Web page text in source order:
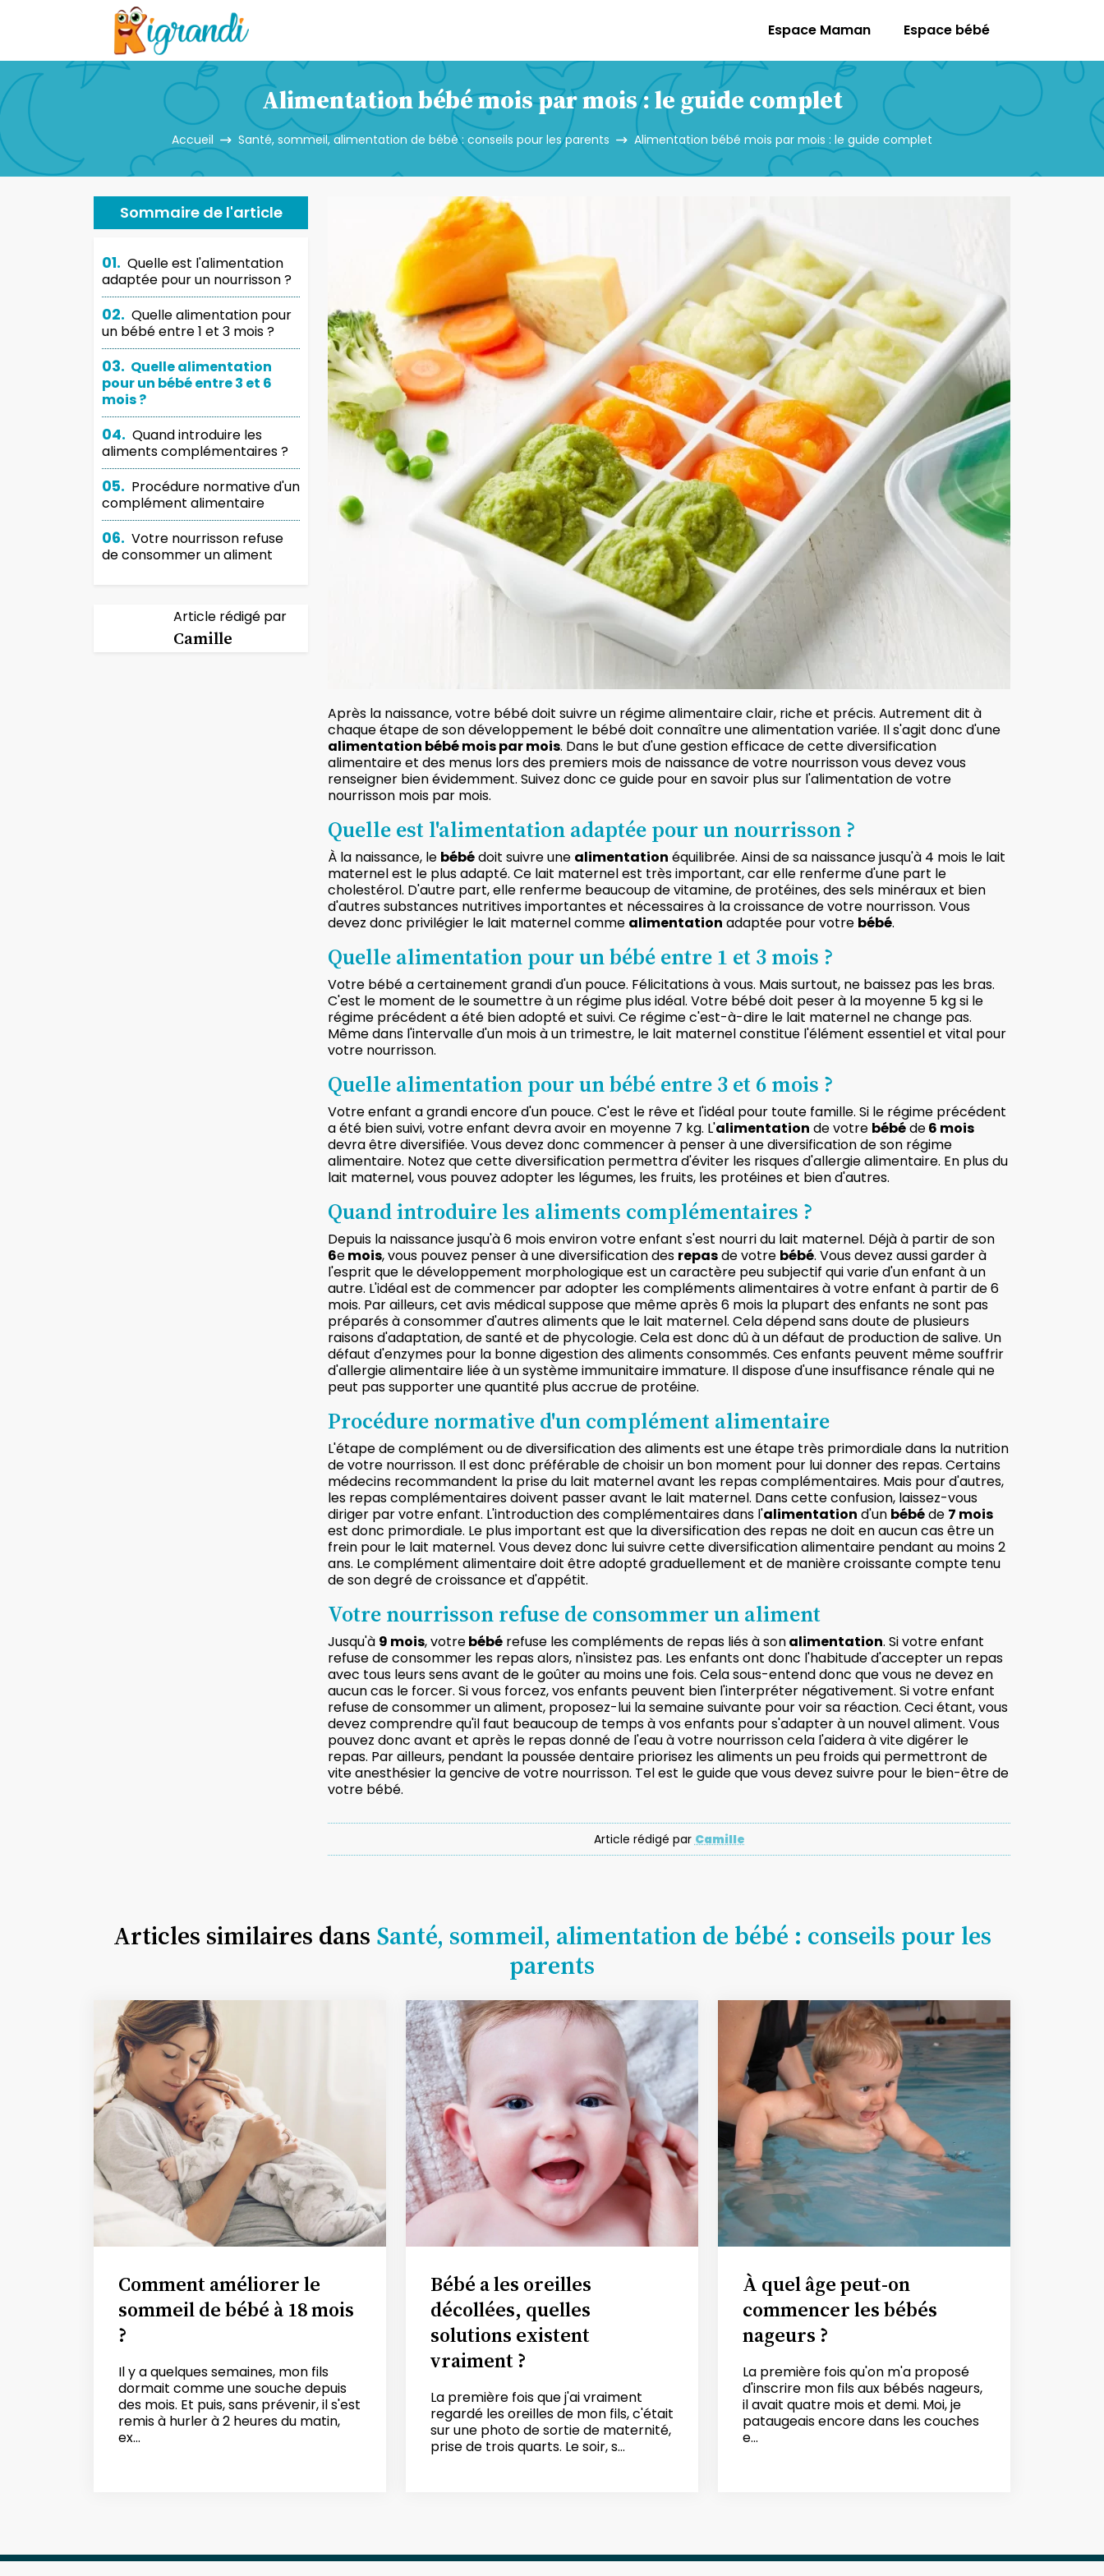
Espace Maman Espace bébé
Alimentation bébé mois par mois : le guide complet
Accueil Santé, sommeil, alimentation de bébé : conseils pour les parents Alimentation bébé mois par mois : le guide complet
Après la naissance, votre bébé doit suivre un régime alimentaire clair, riche et précis. Autrement dit à
chaque étape de son développement le bébé doit connaître une alimentation variée. Il s'agit donc d'une
alimentation bébé mois par mois. Dans le but d'une gestion efficace de cette diversification
alimentaire et des menus lors des premiers mois de naissance de votre nourrisson vous devez vous
renseigner bien évidemment. Suivez donc ce guide pour en savoir plus sur l'alimentation de votre
nourrisson mois par mois.
Quelle est l'alimentation adaptée pour un nourrisson ?
À la naissance, le bébédoit suivre une alimentation équilibrée. Ainsi de sa naissance jusqu'à 4 mois le lait
maternel est le plus adapté. Ce lait maternel est très important, car elle renferme d'une part le
cholestérol. D'autre part, elle renferme beaucoup de vitamine, de protéines, des sels minéraux et bien
d'autres substances nutritives importantes et nécessaires à la croissance de votre nourrisson. Vous
devez donc privilégier le lait maternel comme alimentation adaptée pour votre bébé.
Quelle alimentation pour un bébé entre 1 et 3 mois ?
Votre bébé a certainement grandi d'un pouce. Félicitations à vous. Mais surtout, ne baissez pas les bras.
C'est le moment de le soumettre à un régime plus idéal. Votre bébé doit peser à la moyenne 5 kg si le
régime précédent a été bien adopté et suivi. Ce régime c'est-à-dire le lait maternel ne change pas.
Même dans l'intervalle d'un mois à un trimestre, le lait maternel constitue l'élément essentiel et vital pour
votre nourrisson.
Quelle alimentation pour un bébé entre 3 et 6 mois ?
Votre enfant a grandi encore d'un pouce. C'est le rêve et l'idéal pour toute famille. Si le régime précédent
a été bien suivi, votre enfant devra avoir en moyenne 7 kg. L'alimentation de votre bébéde6 mois
devra être diversifiée. Vous devez donc commencer à penser à une diversification de son régime
alimentaire. Notez que cette diversification permettra d'éviter les risques d'allergie alimentaire. En plus du
lait maternel, vous pouvez adopter les légumes, les fruits, les protéines et bien d'autres.
Quand introduire les aliments complémentaires ?
Depuis la naissance jusqu'à 6 mois environ votre enfant s'est nourri du lait maternel. Déjà à partir de son
6emois, vous pouvez penser à une diversification des repasde votre bébé. Vous devez aussi garder à
l'esprit que le développement morphologique est un caractère peu subjectif qui varie d'un enfant à un
autre. L'idéal est de commencer par adopter les compléments alimentaires à votre enfant à partir de 6
mois. Par ailleurs, cet avis médical suppose que même après 6 mois la plupart des enfants ne sont pas
préparés à consommer d'autres aliments que le lait maternel. Cela dépend sans doute de plusieurs
raisons d'adaptation, de santé et de phycologie. Cela est donc dû à un défaut de production de salive. Un
défaut d'enzymes pour la bonne digestion des aliments consommés. Ces enfants peuvent même souffrir
d'allergie alimentaire liée à un système immunitaire immature. Il dispose d'une insuffisance rénale qui ne
peut pas supporter une quantité plus accrue de protéine.
Procédure normative d'un complément alimentaire
L'étape de complément ou de diversification des aliments est une étape très primordiale dans la nutrition
de votre nourrisson. Il est donc préférable de choisir un bon moment pour lui donner des repas. Certains
médecins recommandent la prise du lait maternel avant les repas complémentaires. Mais pour d'autres,
les repas complémentaires doivent passer avant le lait maternel. Dans cette confusion, laissez-vous
diriger par votre enfant. L'introduction des complémentaires dans l'alimentation d'un bébéde 7 mois
est donc primordiale. Le plus important est que la diversification des repas ne doit en aucun cas être un
frein pour le lait maternel. Vous devez donc lui suivre cette diversification alimentaire pendant au moins 2
ans. Le complément alimentaire doit être adopté graduellement et de manière croissante compte tenu
de son degré de croissance et d'appétit.
Votre nourrisson refuse de consommer un aliment
Jusqu'à 9 mois, votrebébé refuse les compléments de repas liés à sonalimentation. Si votre enfant
refuse de consommer les repas alors, n'insistez pas. Les enfants ont donc l'habitude d'accepter un repas
avec tous leurs sens avant de le goûter au moins une fois. Cela sous-entend donc que vous ne devez en
aucun cas le forcer. Si vous forcez, vos enfants peuvent bien l'interpréter négativement. Si votre enfant
refuse de consommer un aliment, proposez-lui la semaine suivante pour voir sa réaction. Ceci étant, vous
devez comprendre qu'il faut beaucoup de temps à vos enfants pour s'adapter à un nouvel aliment. Vous
pouvez donc avant et après le repas donné de l'eau à votre nourrisson cela l'aidera à vite digérer le
repas. Par ailleurs, pendant la poussée dentaire priorisez les aliments un peu froids qui permettront de
vite anesthésier la gencive de votre nourrisson. Tel est le guide que vous devez suivre pour le bien-être de
votre bébé.
Article rédigé par Camille
Sommaire de l'article
01. Quelle est l'alimentation
adaptée pour un nourrisson ?
02. Quelle alimentation pour
un bébé entre 1 et 3 mois ?
03. Quelle alimentation
pour un bébé entre 3 et 6
mois ?
04. Quand introduire les
aliments complémentaires ?
05. Procédure normative d'un
complément alimentaire
06. Votre nourrisson refuse
de consommer un aliment
Article rédigé par
Camille
Articles similaires dans Santé, sommeil, alimentation de bébé : conseils pour les
parents
Comment améliorer le
sommeil de bébé à 18 mois
?
Il y a quelques semaines, mon fils
dormait comme une souche depuis
des mois. Et puis, sans prévenir, il s'est
remis à hurler à 2 heures du matin,
ex...
Bébé a les oreilles
décollées, quelles
solutions existent
vraiment ?
La première fois que j'ai vraiment
regardé les oreilles de mon fils, c'était
sur une photo de sortie de maternité,
prise de trois quarts. Le soir, s...
À quel âge peut-on
commencer les bébés
nageurs ?
La première fois qu'on m'a proposé
d'inscrire mon fils aux bébés nageurs,
il avait quatre mois et demi. Moi, je
pataugeais encore dans les couches
e...